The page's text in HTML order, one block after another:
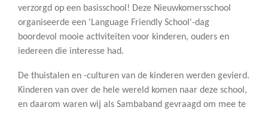
verzorgd op een basisschool! Deze Nieuwkomersschool
organiseerde een 'Language Friendly School'-dag
boordevol mooie activiteiten voor kinderen, ouders en
iedereen die interesse had.
De thuistalen en -culturen van de kinderen werden gevierd.
Kinderen van over de hele wereld komen naar deze school,
en daarom waren wij als Sambaband gevraagd om mee te